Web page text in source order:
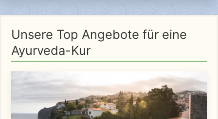
Unsere Top Angebote für eine
Ayurveda-Kur